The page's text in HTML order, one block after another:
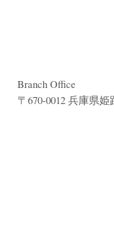
Branch Office
〒670-0012 兵庫県